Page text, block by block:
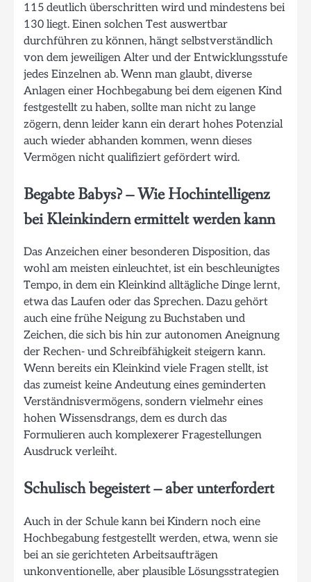
115 deutlich überschritten wird und mindestens bei
130 liegt. Einen solchen Test auswertbar
durchführen zu können, hängt selbstverständlich
von dem jeweiligen Alter und der Entwicklungsstufe
jedes Einzelnen ab. Wenn man glaubt, diverse
Anlagen einer Hochbegabung bei dem eigenen Kind
festgestellt zu haben, sollte man nicht zu lange
zögern, denn leider kann ein derart hohes Potenzial
auch wieder abhanden kommen, wenn dieses
Vermögen nicht qualifiziert gefördert wird.
Begabte Babys? – Wie Hochintelligenz
bei Kleinkindern ermittelt werden kann
Das Anzeichen einer besonderen Disposition, das
wohl am meisten einleuchtet, ist ein beschleunigtes
Tempo, in dem ein Kleinkind alltägliche Dinge lernt,
etwa das Laufen oder das Sprechen. Dazu gehört
auch eine frühe Neigung zu Buchstaben und
Zeichen, die sich bis hin zur autonomen Aneignung
der Rechen- und Schreibfähigkeit steigern kann.
Wenn bereits ein Kleinkind viele Fragen stellt, ist
das zumeist keine Andeutung eines geminderten
Verständnisvermögens, sondern vielmehr eines
hohen Wissensdrangs, dem es durch das
Formulieren auch komplexerer Fragestellungen
Ausdruck verleiht.
Schulisch begeistert – aber unterfordert
Auch in der Schule kann bei Kindern noch eine
Hochbegabung festgestellt werden, etwa, wenn sie
bei an sie gerichteten Arbeitsaufträgen
unkonventionelle, aber plausible Lösungsstrategien